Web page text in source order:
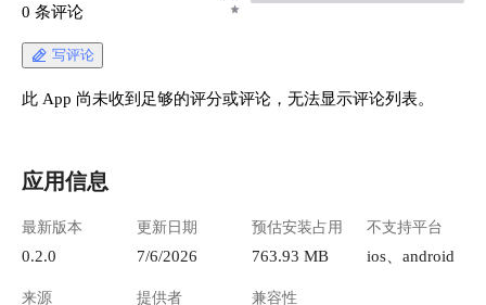
0 条评论
写评论
此 App 尚未收到足够的评分或评论，无法显示评论列表。
应用信息
最新版本
0.2.0
更新日期
7/6/2026
预估安装占用
763.93 MB
不支持平台
ios、android
来源 提供者 兼容性